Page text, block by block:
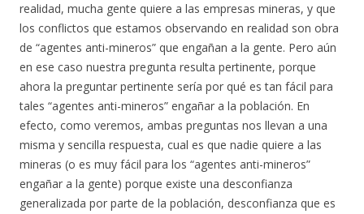
realidad, mucha gente quiere a las empresas mineras, y que
los conflictos que estamos observando en realidad son obra
de “agentes anti-mineros” que engañan a la gente. Pero aún
en ese caso nuestra pregunta resulta pertinente, porque
ahora la preguntar pertinente sería por qué es tan fácil para
tales “agentes anti-mineros” engañar a la población. En
efecto, como veremos, ambas preguntas nos llevan a una
misma y sencilla respuesta, cual es que nadie quiere a las
mineras (o es muy fácil para los “agentes anti-mineros”
engañar a la gente) porque existe una desconfianza
generalizada por parte de la población, desconfianza que es